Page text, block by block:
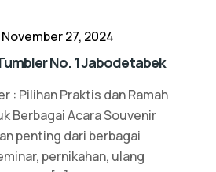
November 27, 2024
No. 1 Jabodetabek
: Pilihan Praktis dan Ramah
Berbagai Acara Souvenir
penting dari berbagai
pernikahan, ulang